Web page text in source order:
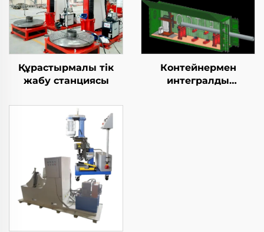
Құрастырмалы тік
жабу станциясы
Контейнермен
интегралды